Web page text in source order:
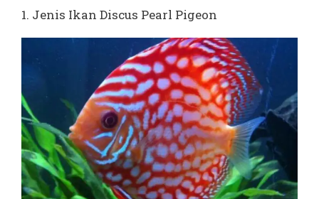
1. Jenis Ikan Discus Pearl Pigeon